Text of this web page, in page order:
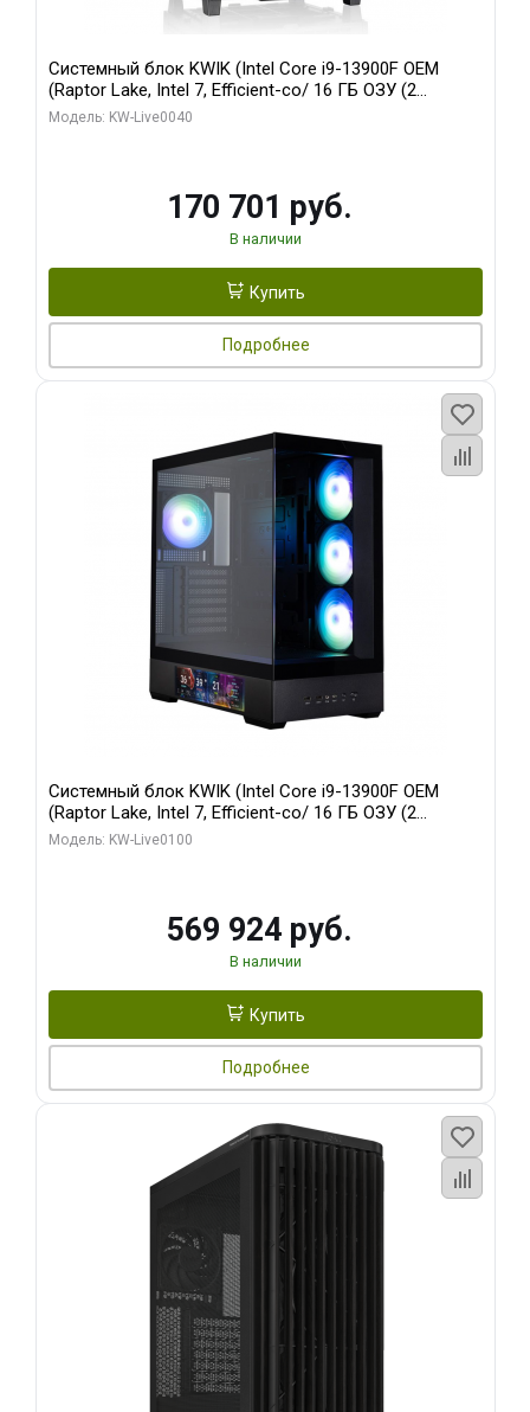
Системный блок KWIK (Intel Core i9-13900F OEM
(Raptor Lake, Intel 7, Efficient-co/ 16 ГБ ОЗУ (2
модуля)/ Gigabyte RTX5070 GAMING OC 12GB GDDR7
Модель: KW-Live0040
170 701 руб.
В наличии
Купить
Подробнее
Системный блок KWIK (Intel Core i9-13900F OEM
(Raptor Lake, Intel 7, Efficient-co/ 16 ГБ ОЗУ (2
модуля)/ Afox RTX4090 24GB GDDR6X 384-Bit 3xDP
Модель: KW-Live0100
569 924 руб.
В наличии
Купить
Подробнее